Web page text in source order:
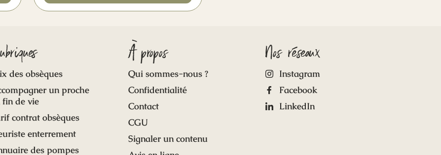
des obsèques
un proche
fin de vie
contrat obsèques
enterrement
des pompes
À propos
Qui sommes-nous ?
Confidentialité
Contact
CGU
Signaler un contenu
Nos réseaux
Instagram
Facebook
LinkedIn